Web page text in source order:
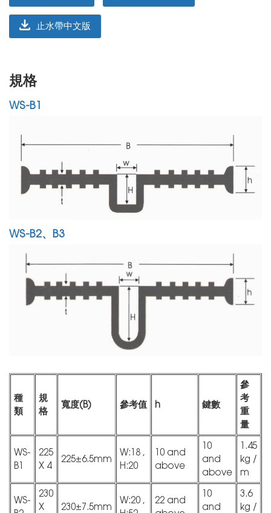
止水帶中文版
規格
WS-B1
WS-B2、B3
種
類
規
格
寬度(B) 參考值 h 鍵數
參
考
重
量
WS-
B1
225
X 4
225±6.5mm
W:18 ,
H:20
10 and
above
10
and
above
1.45
kg /
m
WS-
230
X
230±7.5mm
W:20 ,
22 and
10
and
3.6
kg /